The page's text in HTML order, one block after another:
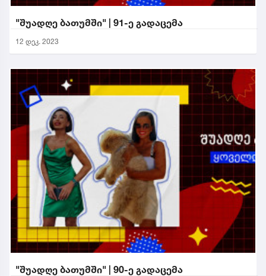
"შუადღე ბათუმში" | 91-ე გადაცემა
12 დეკ. 2023
"შუადღე ბათუმში" | 90-ე გადაცემა